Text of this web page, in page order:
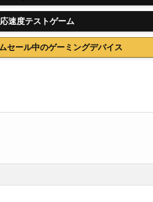
速度テストゲーム
セール中のゲーミングデバイス